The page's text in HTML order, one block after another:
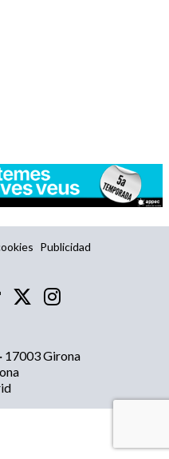
Publicidad
17003 Girona